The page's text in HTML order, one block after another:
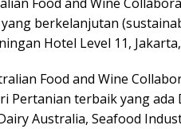
berkelanjutan
Hotel Level 11,
Food and Wine
Pertanian terbaik yang ada
Australia, Seafood